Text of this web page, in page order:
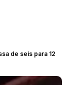
de seis para 12